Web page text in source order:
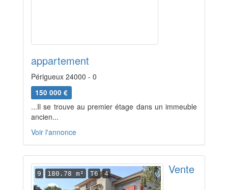
appartement
Périgueux 24000 - 0
150 000 €
...Il se trouve au premier étage dans un immeuble
ancien...
Voir l'annonce
9 180.78 m² T6 4 Vente